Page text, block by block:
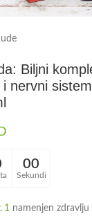
Biljni
i nervni
00
Sekundi
1 namenjen